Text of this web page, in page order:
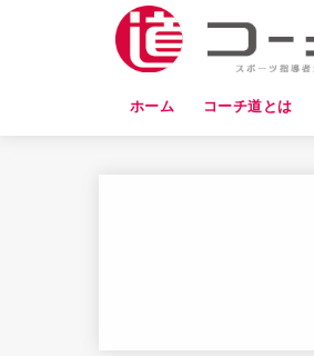
ホーム コーチ道とは